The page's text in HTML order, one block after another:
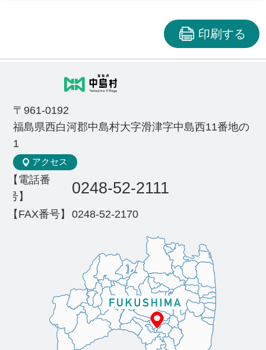
印刷する
〒961-0192
福島県西白河郡中島村大字滑津字中島西11番地の
1
アクセス
【電話番
号】
0248-52-2111
【FAX番号】 0248-52-2170